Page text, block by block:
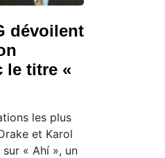
dévoilent
le titre «
les plus
et Karol
« Ahí », un